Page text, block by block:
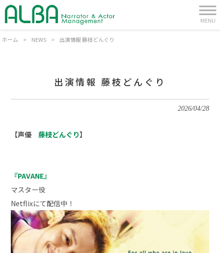
MENU
ホーム > NEWS > 出演情報 藤枝どんぐり
出演情報 藤枝どんぐり
2026/04/28
【声優藤枝どんぐり】
『PAVANE』
マスター役
Netflixにて配信中！